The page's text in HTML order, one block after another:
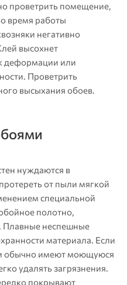
проветрить помещение,
время работы
негативно
высохнет
деформации или
Проветрить
высыхания обоев.
нуждаются в
от пыли мягкой
специальной
полотно,
Плавные неспешные
материала. Если
обычно имеют моющуюся
удалять загрязнения.
покрывают